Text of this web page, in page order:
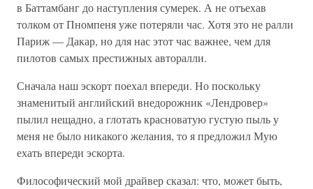
в Баттамбанг до наступления сумерек. А не отъехав
толком от Пномпеня уже потеряли час. Хотя это не ралли
Париж — Дакар, но для нас этот час важнее, чем для
пилотов самых престижных авторалли.
Сначала наш эскорт поехал впереди. Но поскольку
знаменитый английский внедорожник «Лендровер»
пылил нещадно, а глотать красноватую густую пыль у
меня не было никакого желания, то я предложил Мую
ехать впереди эскорта.
Философический мой драйвер сказал: что, может быть,